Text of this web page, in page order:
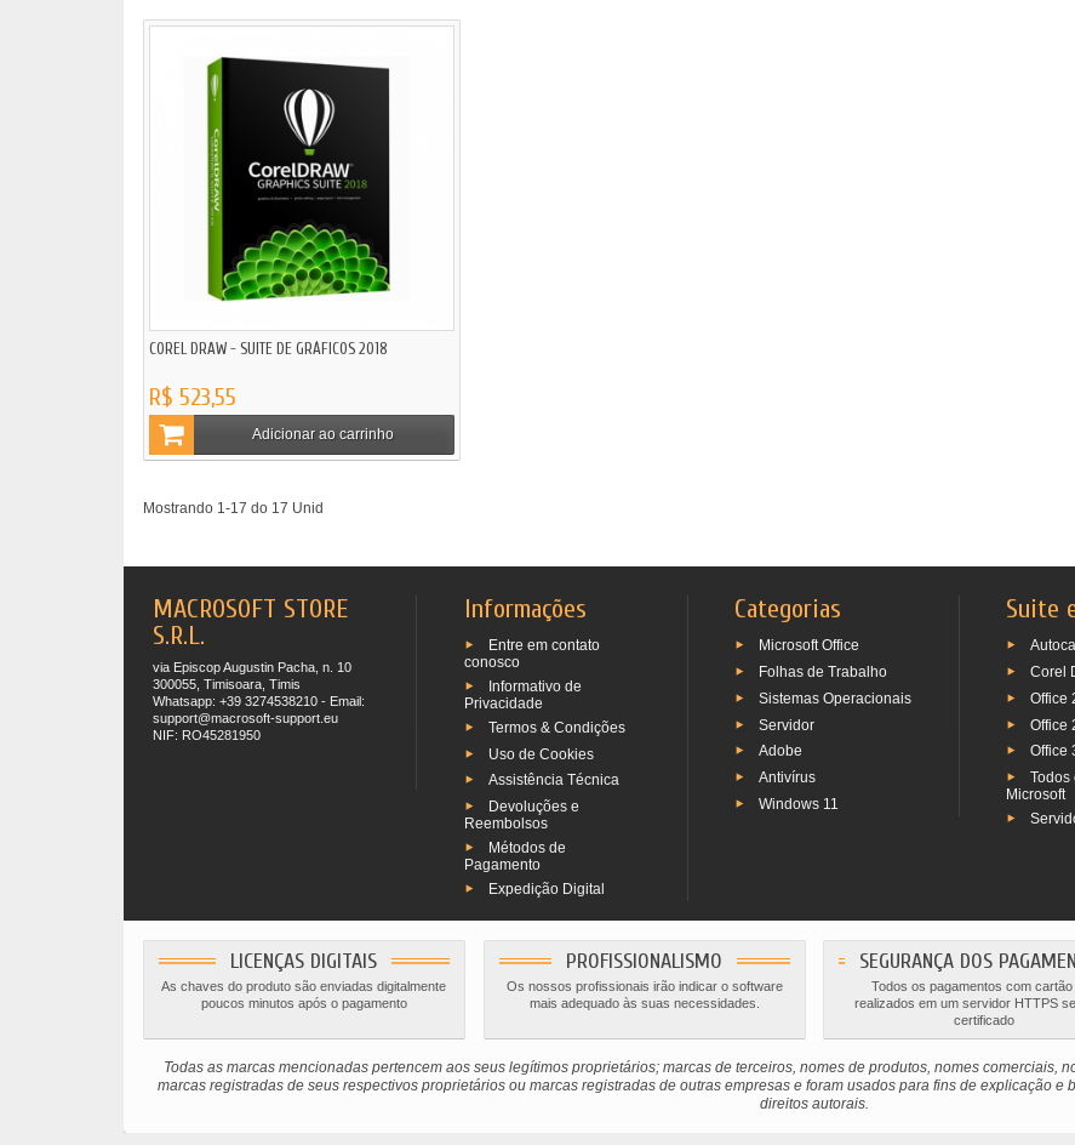
COREL DRAW - SUITE DE GRÁFICOS 2018
R$ 523,55
Adicionar ao carrinho
Mostrando 1-17 do 17 Unid
MACROSOFT STORE
S.R.L.
via Episcop Augustin Pacha, n. 10
300055, Timisoara, Timis
Whatsapp: +39 3274538210 - Email:
support@macrosoft-support.eu
NIF: RO45281950
Informações
Entre em contato
conosco
Informativo de
Privacidade
Termos & Condições
Uso de Cookies
Assistência Técnica
Devoluções e
Reembolsos
Métodos de
Pagamento
Expedição Digital
Categorias
Microsoft Office
Folhas de Trabalho
Sistemas Operacionais
Servidor
Adobe
Antivírus
Windows 11
Suite
Corel
Office
Office
Office
Todos
Microsoft
LICENÇAS DIGITAIS
As chaves do produto são enviadas digitalmente
poucos minutos após o pagamento
PROFISSIONALISMO
Os nossos profissionais irão indicar o software
mais adequado às suas necessidades.
SEGURANÇA DOS
Todos os pagamentos com cartão
realizados em um servidor HTTPS
certificado
Todas as marcas mencionadas pertencem aos seus legítimos proprietários; marcas de terceiros, nomes de produtos, nomes comerciais,
marcas registradas de seus respectivos proprietários ou marcas registradas de outras empresas e foram usados ​​para fins de explicação
direitos autorais.